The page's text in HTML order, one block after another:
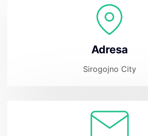
Adresa
Sirogojno City